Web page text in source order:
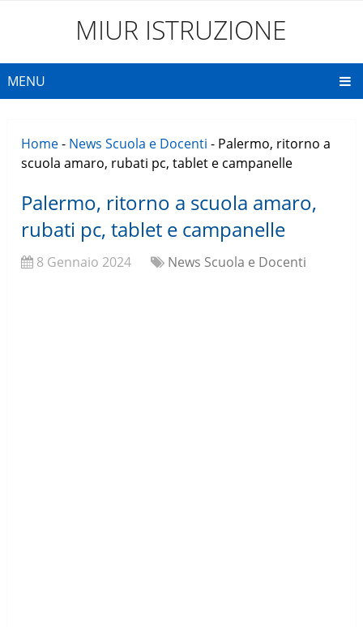
MIUR ISTRUZIONE
MENU
Home- News Scuola e Docenti - Palermo, ritorno a
scuola amaro, rubati pc, tablet e campanelle
Palermo, ritorno a scuola amaro,
rubati pc, tablet e campanelle
8 Gennaio 2024 News Scuola e Docenti